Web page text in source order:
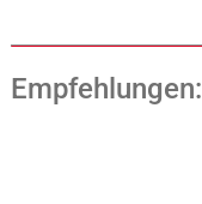
Empfehlungen: